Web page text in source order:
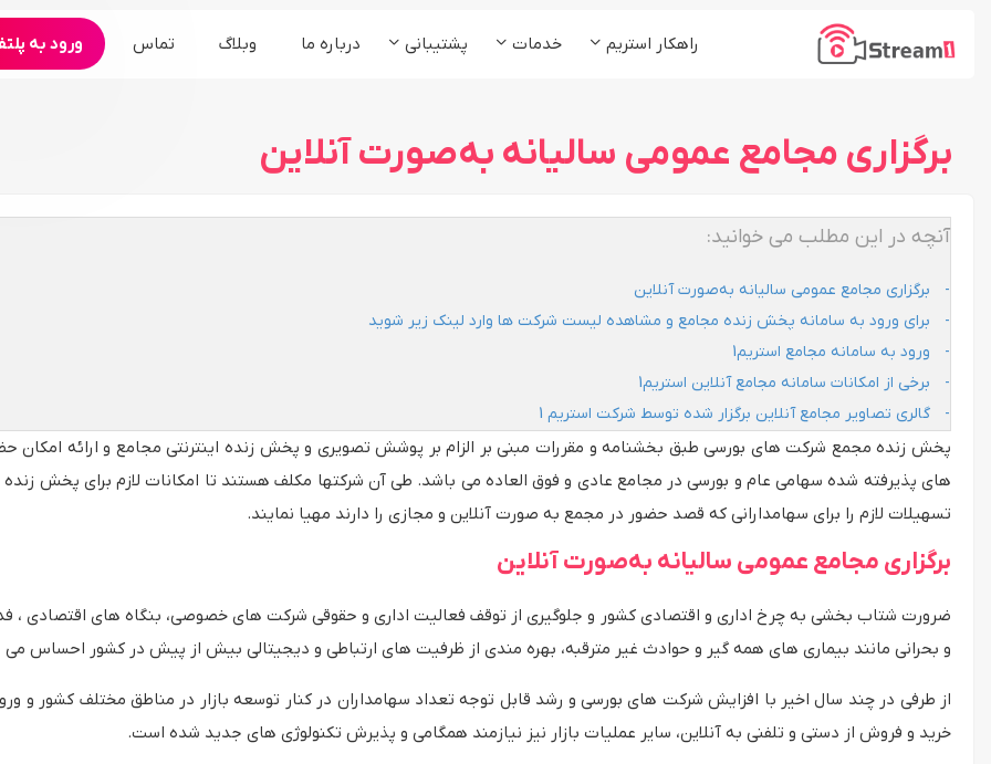
راهکار استریم
شرکت ها و موسسات کنفرانس و همایش
خدمات
پخش زنده (Live Stream) سامانه مجمع آنلاین شرکت ها
پشتیبانی درباره ما وبلاگ تماس ورود به
برگزاری مجامع عمومی سالیانه به‌صورت آنلاین
آنچه در این مطلب می خوانید:
برگزاری مجامع عمومی سالیانه به‌صورت آنلاین
برای ورود به سامانه پخش زنده مجامع و مشاهده لیست شرکت ها وارد لینک زیر شوید
ورود به سامانه مجامع استریم1
برخی از امکانات سامانه مجامع آنلاین استریم1
گالری تصاویر مجامع آنلاین برگزار شده توسط شرکت استریم 1
پخش زنده مجمع شرکت های بورسی طبق بخشنامه و مقررات مبنی بر الزام بر پوشش تصویری و پخش زنده اینترنتی مجامع و ارائه
های پذیرفته شده سهامی عام و بورسی در مجامع عادی و فوق العاده می باشد. طی آن شرکتها مکلف هستند تا امکانات لازم برای پخش
تسهیلات لازم را برای سهامدارانی که قصد حضور در مجمع به صورت آنلاین و مجازی را دارند مهیا نمایند.
برگزاری مجامع عمومی سالیانه به‌صورت آنلاین
ضرورت شتاب بخشی به چرخ اداری و اقتصادی کشور و جلوگیری از توقف فعالیت اداری و حقوقی شرکت های خصوصی، بنگاه های اقتصادی ،
و بحرانی مانند بیماری های همه گیر و حوادث غیر مترقبه، بهره مندی از ظرفیت های ارتباطی و دیجیتالی بیش از پیش در کشور احساس
از طرفی در چند سال اخیر با افزایش شرکت های بورسی و رشد قابل توجه تعداد سهامداران در کنار توسعه بازار در مناطق مختلف کشور و
خرید و فروش از دستی و تلفنی به آنلاین، سایر عملیات بازار نیز نیازمند همگامی و پذیرش تکنولوژی های جدید شده است.